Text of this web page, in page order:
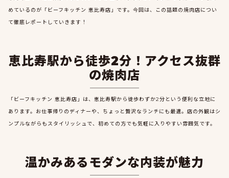
めているのが「ビーフキッチン 恵比寿店」です。今回は、この話題の焼肉店につい
て徹底レポートしていきます！
恵比寿駅から徒歩2分！アクセス抜群
の焼肉店
「ビーフキッチン 恵比寿店」は、恵比寿駅から徒歩わずか2分という便利な立地に
あります。お仕事帰りのディナーや、ちょっと贅沢なランチにも最適。店の外観はシ
ンプルながらもスタイリッシュで、初めての方でも気軽に入りやすい雰囲気です。
温かみあるモダンな内装が魅力